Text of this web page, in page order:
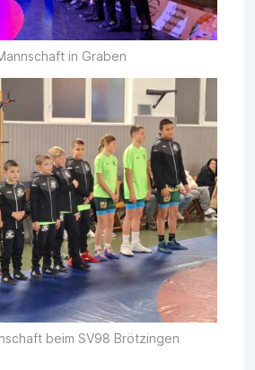
in Graben
beim SV98 Brötzingen